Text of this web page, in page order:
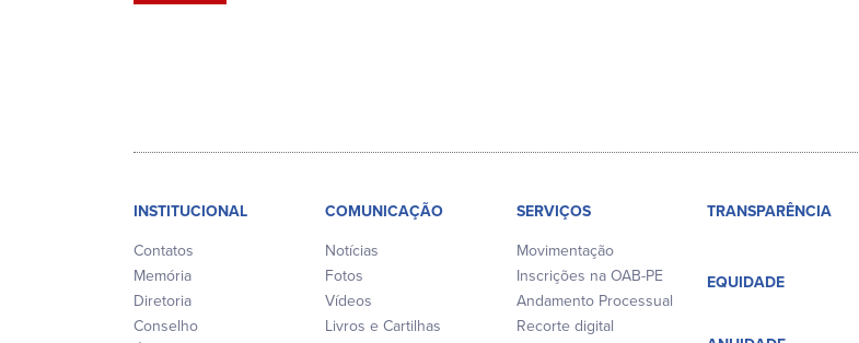
INSTITUCIONAL
Contatos
Memória
Diretoria
Conselho
COMUNICAÇÃO
Notícias
Fotos
Vídeos
Livros e Cartilhas
SERVIÇOS
Movimentação
Inscrições na OAB-PE
Andamento Processual
Recorte digital
TRANSPARÊNCIA
EQUIDADE